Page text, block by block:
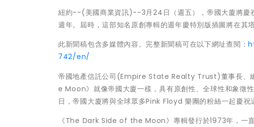
紐約--(美國商業資訊)--3月24日（週五），帝國大廈將
週年。屆時，這部知名原創專輯的週年慶特別版插圖將在其
此新聞稿包含多媒體內容。完整新聞稿可在以下網址查閱：
742/en/
帝國地產信託公司(Empire State Realty Trust)董事長
e Moon》就像帝國大廈一樣，具有原創性、全球性和象徵
日，帝國大廈將與全球眾多Pink Floyd 樂團的粉絲一起慶祝
《The Dark Side of the Moon》專輯發行於1973年，一